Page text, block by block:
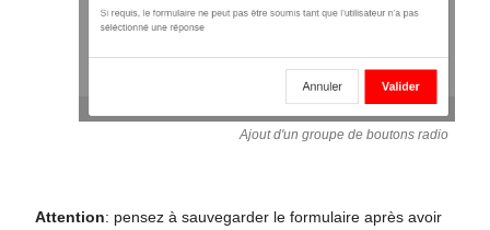
Ajout d'un groupe de boutons radio
Attention: pensez à sauvegarder le formulaire après avoir